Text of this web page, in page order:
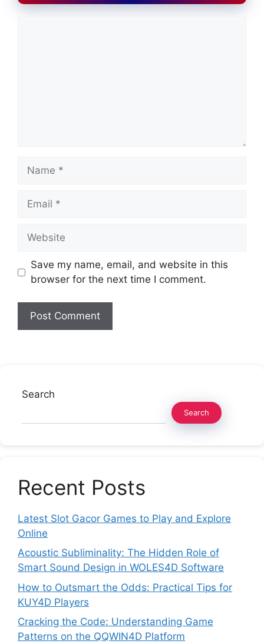
Name
Email
Website
Save my name, email, and website in this
browser for the next time I comment.
Search
Search
Recent Posts
Latest Slot Gacor Games to Play and Explore
Online
Acoustic Subliminality: The Hidden Role of
Smart Sound Design in WOLES4D Software
How to Outsmart the Odds: Practical Tips for
KUY4D Players
Cracking the Code: Understanding Game
Patterns on the QQWIN4D Platform